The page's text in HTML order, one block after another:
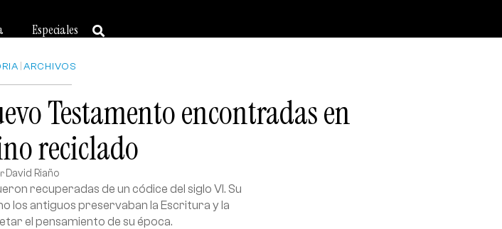
Especiales
ARCHIVOS
Testamento encontradas en
reciclado
David Riaño
recuperadas de un códice del siglo VI. Su
los antiguos preservaban la Escritura y la
el pensamiento de su época.